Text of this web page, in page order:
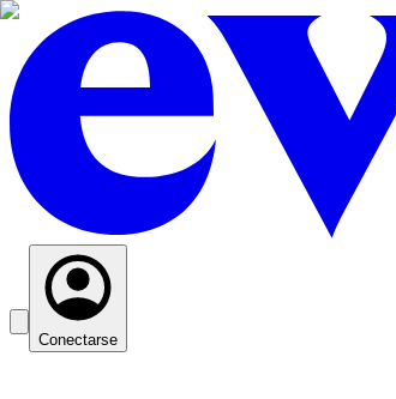
Conectarse